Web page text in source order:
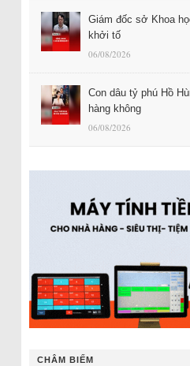
Giám đốc sở Khoa
khởi tố
06/08/2026
Con dâu tỷ phú Hồ
hàng không
06/08/2026
CHÂM BIẾM